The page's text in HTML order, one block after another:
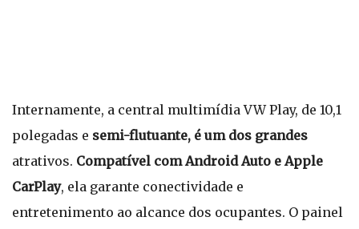
Internamente, a central multimídia VW Play, de 10,1
polegadas e semi-flutuante, é um dos grandes
atrativos. Compatível com Android Auto e Apple
CarPlay, ela garante conectividade e
entretenimento ao alcance dos ocupantes. O painel